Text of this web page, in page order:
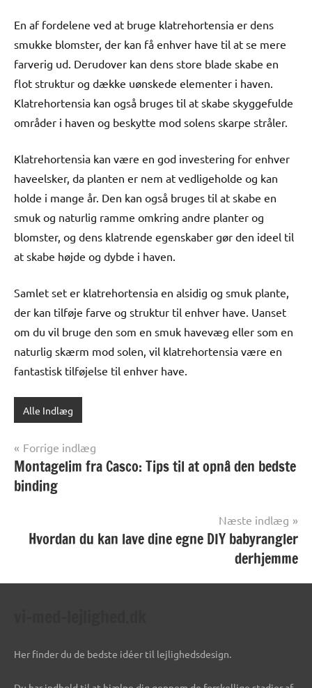
En af fordelene ved at bruge klatrehortensia er dens
smukke blomster, der kan få enhver have til at se mere
farverig ud. Derudover kan dens store blade skabe en
flot struktur og dække uønskede elementer i haven.
Klatrehortensia kan også bruges til at skabe skyggefulde
områder i haven og beskytte mod solens skarpe stråler.
Klatrehortensia kan være en god investering for enhver
haveelsker, da planten er nem at vedligeholde og kan
holde i mange år. Den kan også bruges til at skabe en
smuk og naturlig ramme omkring andre planter og
blomster, og dens klatrende egenskaber gør den ideel til
at skabe højde og dybde i haven.
Samlet set er klatrehortensia en alsidig og smuk plante,
der kan tilføje farve og struktur til enhver have. Uanset
om du vil bruge den som en smuk havevæg eller som en
naturlig skærm mod solen, vil klatrehortensia være en
fantastisk tilføjelse til enhver have.
Alle Indlæg
Indlægsnavigation
Forrige indlæg
Montagelim fra Casco: Tips til at opnå den bedste
binding
Næste indlæg
Hvordan du kan lave dine egne DIY babyrangler
derhjemme
Her finder du de bedste idéer til lejlighedsdesign.